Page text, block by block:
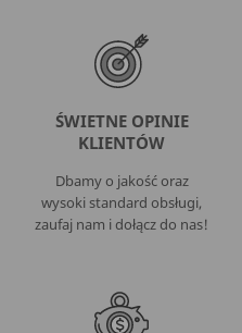
ŚWIETNE OPINIE
KLIENTÓW
Dbamy o jakość oraz
wysoki standard obsługi,
zaufaj nam i dołącz do nas!